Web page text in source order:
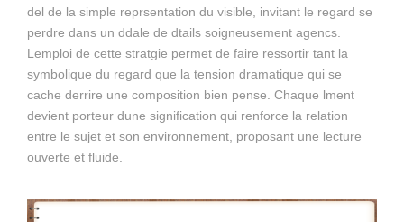
del de la simple reprsentation du visible, invitant le regard se
perdre dans un ddale de dtails soigneusement agencs.
Lemploi de cette stratgie permet de faire ressortir tant la
symbolique du regard que la tension dramatique qui se
cache derrire une composition bien pense. Chaque lment
devient porteur dune signification qui renforce la relation
entre le sujet et son environnement, proposant une lecture
ouverte et fluide.